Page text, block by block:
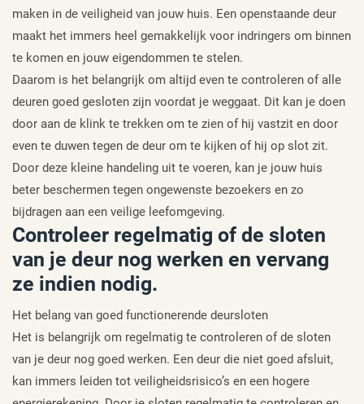
maken in de veiligheid van jouw huis. Een openstaande deur
maakt het immers heel gemakkelijk voor indringers om binnen
te komen en jouw eigendommen te stelen.
Daarom is het belangrijk om altijd even te controleren of alle
deuren goed gesloten zijn voordat je weggaat. Dit kan je doen
door aan de klink te trekken om te zien of hij vastzit en door
even te duwen tegen de deur om te kijken of hij op slot zit.
Door deze kleine handeling uit te voeren, kan je jouw huis
beter beschermen tegen ongewenste bezoekers en zo
bijdragen aan een veilige leefomgeving.
Controleer regelmatig of de sloten
van je deur nog werken en vervang
ze indien nodig.
Het belang van goed functionerende deursloten
Het is belangrijk om regelmatig te controleren of de sloten
van je deur nog goed werken. Een deur die niet goed afsluit,
kan immers leiden tot veiligheidsrisico’s en een hogere